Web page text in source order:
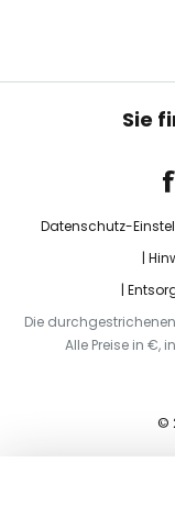
Sie
Datenschutz-
Die
Alle Preise in €,
©